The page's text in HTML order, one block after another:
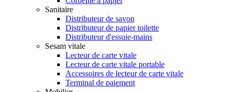
Sanitaire
Distributeur de savon
Distributeur de papier toilette
Distributeur d'essuie-mains
Sesam vitale
Lecteur de carte vitale
Lecteur de carte vitale portable
Accessoires de lecteur de carte vitale
Terminal de paiement